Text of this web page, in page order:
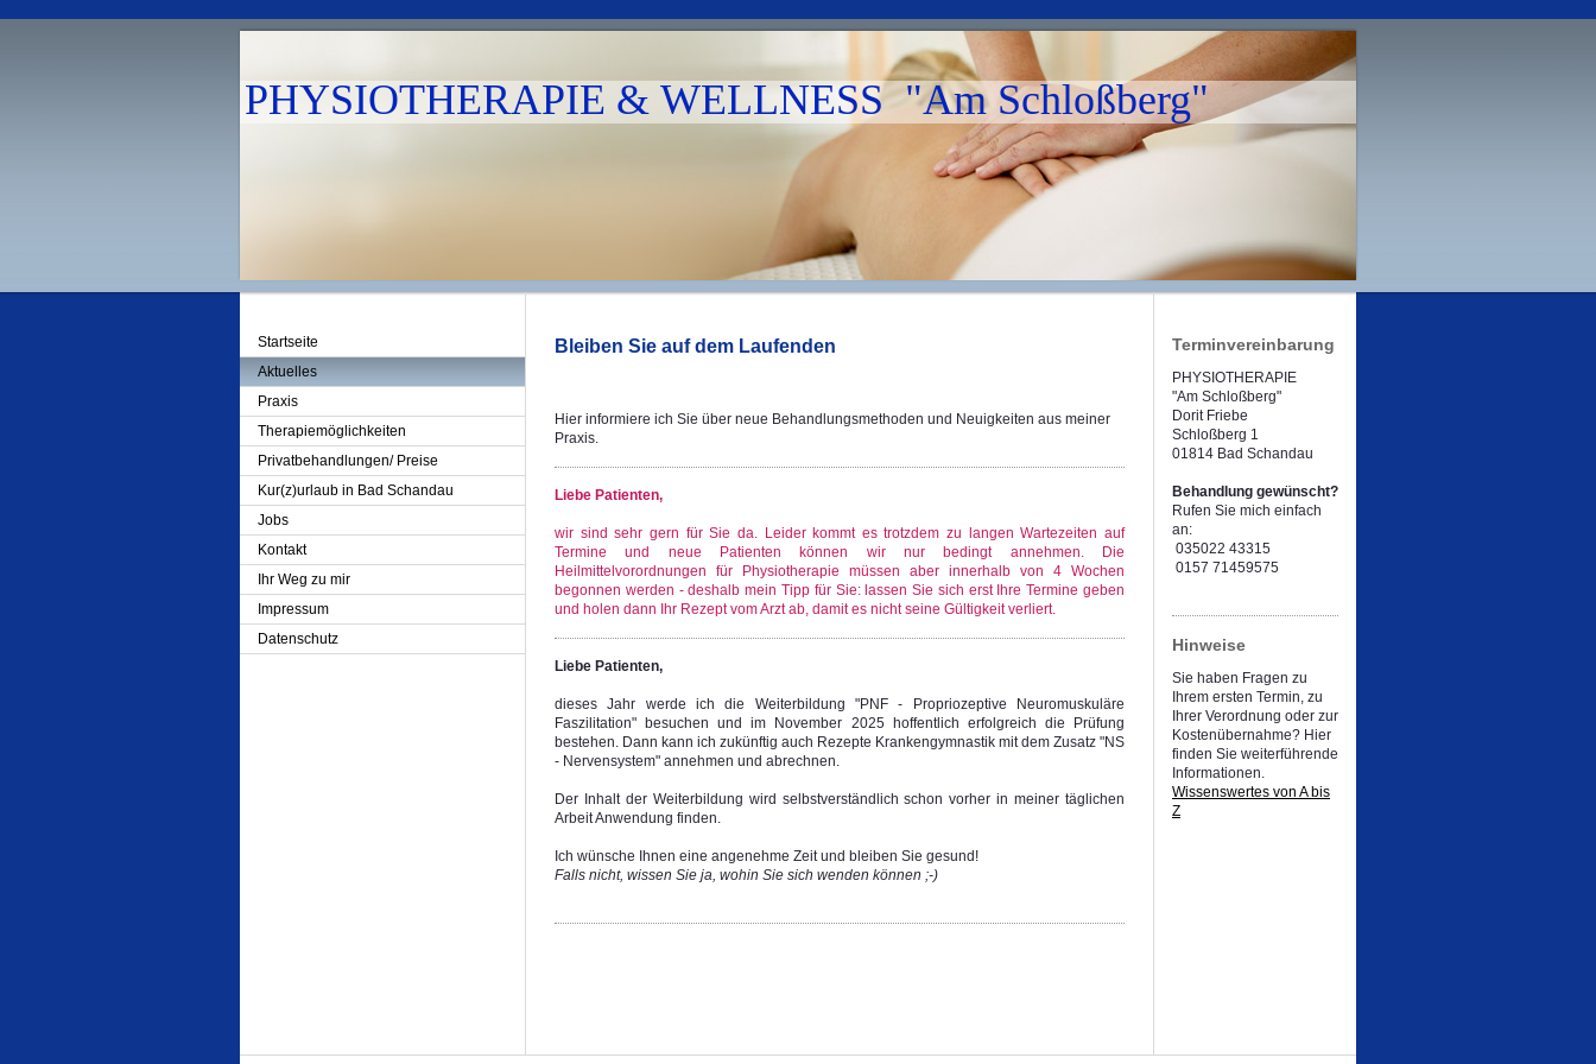
PHYSIOTHERAPIE & WELLNESS "Am Schloßberg"
Startseite
Aktuelles
Praxis
Therapiemöglichkeiten
Privatbehandlungen/ Preise
Kur(z)urlaub in Bad Schandau
Jobs
Kontakt
Ihr Weg zu mir
Impressum
Datenschutz
Bleiben Sie auf dem Laufenden
Hier informiere ich Sie über neue Behandlungsmethoden und Neuigkeiten aus meiner
Praxis.
Liebe Patienten,
wir sind sehr gern für Sie da. Leider kommt es trotzdem zu langen Wartezeiten auf
Termine und neue Patienten können wir nur bedingt annehmen. Die
Heilmittelvorordnungen für Physiotherapie müssen aber innerhalb von 4 Wochen
begonnen werden - deshalb mein Tipp für Sie: lassen Sie sich erst Ihre Termine geben
und holen dann Ihr Rezept vom Arzt ab, damit es nicht seine Gültigkeit verliert.
Liebe Patienten,
dieses Jahr werde ich die Weiterbildung "PNF - Propriozeptive Neuromuskuläre
Faszilitation" besuchen und im November 2025 hoffentlich erfolgreich die Prüfung
bestehen. Dann kann ich zukünftig auch Rezepte Krankengymnastik mit dem Zusatz "NS
- Nervensystem" annehmen und abrechnen.
Der Inhalt der Weiterbildung wird selbstverständlich schon vorher in meiner täglichen
Arbeit Anwendung finden.
Ich wünsche Ihnen eine angenehme Zeit und bleiben Sie gesund!
Falls nicht, wissen Sie ja, wohin Sie sich wenden können ;-)
Terminvereinbarung
PHYSIOTHERAPIE
"Am Schloßberg"
Dorit Friebe
Schloßberg 1
01814 Bad Schandau
Behandlung gewünscht?
Rufen Sie mich einfach
an:
035022 43315
0157 71459575
Hinweise
Sie haben Fragen zu
Ihrem ersten Termin, zu
Ihrer Verordnung oder zur
Kostenübernahme? Hier
finden Sie weiterführende
Informationen.
Wissenswertes von A bis
Z